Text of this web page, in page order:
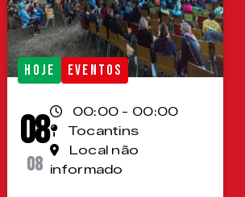
HOJE EVENTOS
08
08
00:00 - 00:00
Tocantins
Local não
informado